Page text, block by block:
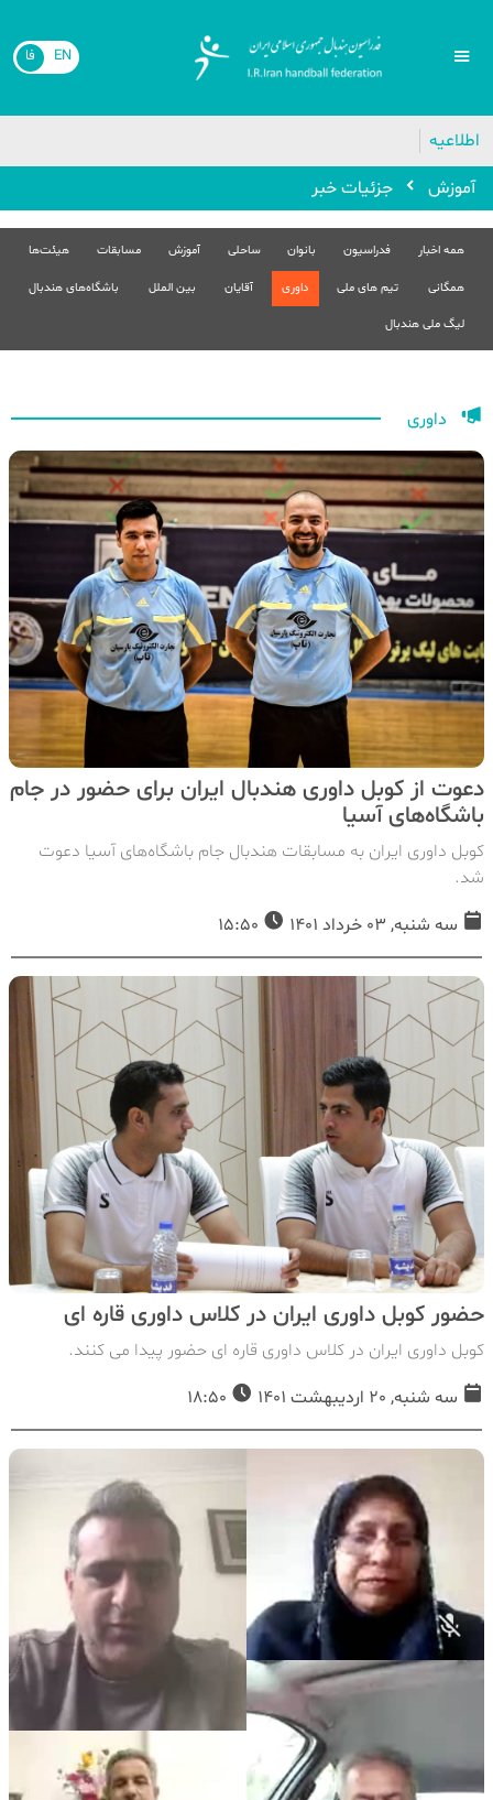
EN فا
اطلاعیه
آموزش
جزئیات خبر
همه اخبار فدراسیون بانوان ساحلی آموزش مسابقات هیئت‌ها
همگانی تیم های ملی داوری آقایان بین الملل باشگاه‌های هندبال
لیگ ملی هندبال
داوری
دعوت از کوبل داوری هندبال ایران برای حضور در جام
باشگاه‌های آسیا
کوبل داوری ایران به مسابقات هندبال جام باشگاه‌های آسیا دعوت
شد.
سه شنبه, 03 خرداد 1401
حضور کوبل داوری ایران در کلاس داوری قاره ای
کوبل داوری ایران در کلاس داوری قاره ای حضور پیدا می کنند.
سه شنبه, 20 اردیبهشت 1401